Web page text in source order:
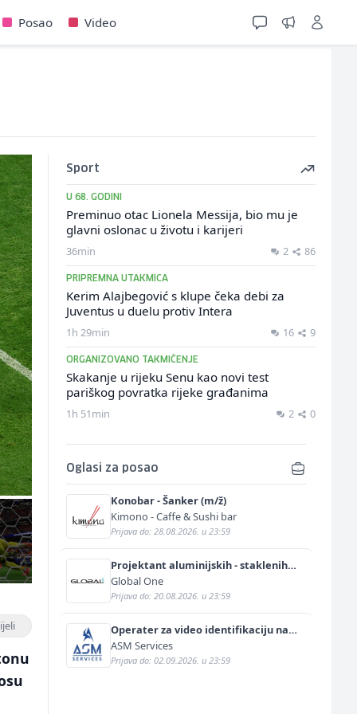
Posao Video
Sport
U 68. GODINI
Preminuo otac Lionela Messija, bio mu je
glavni oslonac u životu i karijeri
36min 2 86
PRIPREMNA UTAKMICA
Kerim Alajbegović s klupe čeka debi za
Juventus u duelu protiv Intera
1h 29min 16 9
ORGANIZOVANO TAKMIČENJE
Skakanje u rijeku Senu kao novi test
pariškog povratka rijeke građanima
1h 51min 2 0
Oglasi za posao
Konobar - Šanker (m/ž)
Kimono - Caffe & Sushi bar
Prijava do: 28.08.2026. u 23:59
Projektant aluminijskih - staklenih
fasada (m/ž)
Global One
Prijava do: 20.08.2026. u 23:59
Operater za video identifikaciju na
njemačkom jeziku (m/ž)
ASM Services
Prijava do: 02.09.2026. u 23:59